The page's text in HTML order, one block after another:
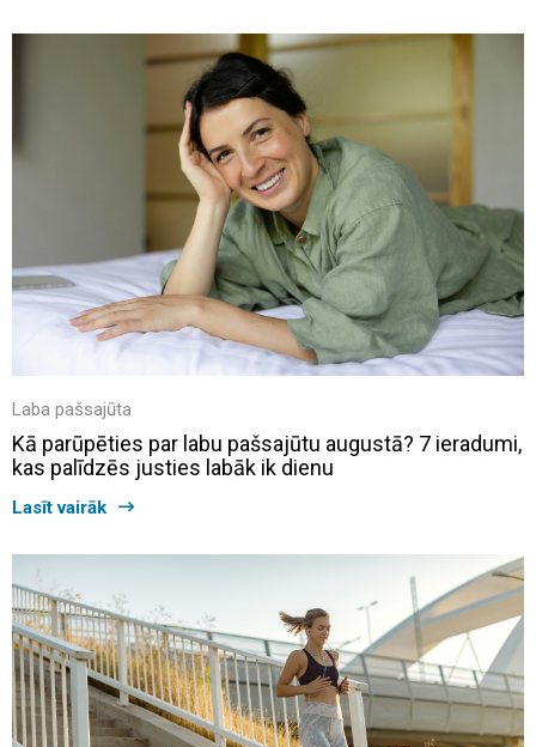
Laba pašsajūta
Kā parūpēties par labu pašsajūtu augustā? 7 ieradumi,
kas palīdzēs justies labāk ik dienu
Lasīt vairāk